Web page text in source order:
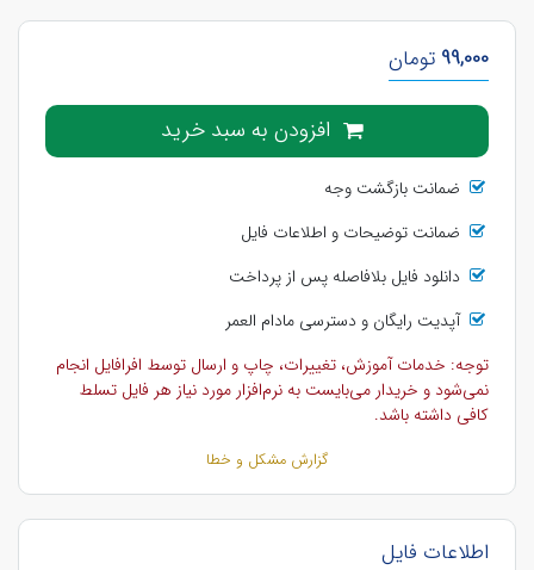
99,000 تومان
افزودن به سبد خرید
ضمانت بازگشت وجه
ضمانت توضیحات و اطلاعات فایل
دانلود فایل بلافاصله پس از پرداخت
آپدیت رایگان و دسترسی مادام العمر
توجه: خدمات آموزش، تغییرات، چاپ و ارسال توسط افرافایل انجام
نمی‌شود و خریدار می‌بایست به نرم‌افزار مورد نیاز هر فایل تسلط
کافی داشته باشد.
گزارش مشکل و خطا
اطلاعات فایل